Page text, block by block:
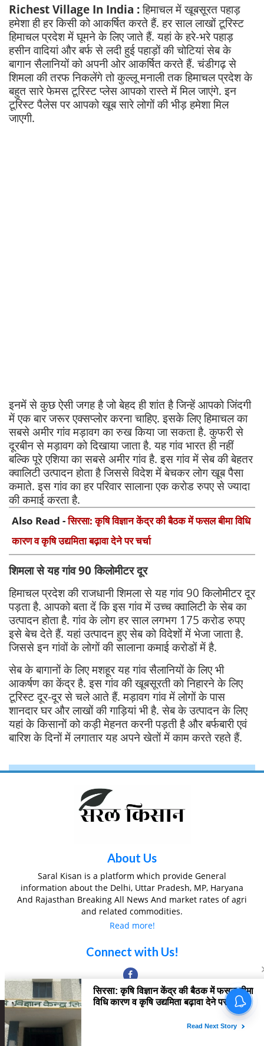
Richest Village In India :हिमाचल में खूबसूरत पहाड़
हमेशा ही हर किसी को आकर्षित करते हैं. हर साल लाखों टूरिस्ट
हिमाचल प्रदेश में घूमने के लिए जाते हैं. यहां के हरे-भरे पहाड़
हसीन वादियां और बर्फ से लदी हुई पहाड़ों की चोटियां सेब के
बागान सैलानियों को अपनी ओर आकर्षित करते हैं. चंडीगढ़ से
शिमला की तरफ निकलेंगे तो कुल्लू मनाली तक हिमाचल प्रदेश के
बहुत सारे फेमस टूरिस्ट प्लेस आपको रास्ते में मिल जाएंगे. इन
टूरिस्ट पैलेस पर आपको खूब सारे लोगों की भीड़ हमेशा मिल
जाएगी.
इनमें से कुछ ऐसी जगह है जो बेहद ही शांत है जिन्हें आपको जिंदगी
में एक बार जरूर एक्सप्लोर करना चाहिए. इसके लिए हिमाचल का
सबसे अमीर गांव मड़ावग का रुख किया जा सकता है. कुफरी से
दूरबीन से मड़ावग को दिखाया जाता है. यह गांव भारत ही नहीं
बल्कि पूरे एशिया का सबसे अमीर गांव है. इस गांव में सेब की बेहतर
क्वालिटी उत्पादन होता है जिससे विदेश में बेचकर लोग खूब पैसा
कमाते. इस गांव का हर परिवार सालाना एक करोड रुपए से ज्यादा
की कमाई करता है.
Also Read -सिरसा: कृषि विज्ञान केंद्र की बैठक में फसल बीमा विधि
कारण व कृषि उद्यमिता बढ़ावा देने पर चर्चा
शिमला से यह गांव 90 किलोमीटर दूर
हिमाचल प्रदेश की राजधानी शिमला से यह गांव 90 किलोमीटर दूर
पड़ता है. आपको बता दें कि इस गांव में उच्च क्वालिटी के सेब का
उत्पादन होता है. गांव के लोग हर साल लगभग 175 करोड रुपए
इसे बेच देते हैं. यहां उत्पादन हुए सेब को विदेशों में भेजा जाता है.
जिससे इन गांवों के लोगों की सालाना कमाई करोडों में है.
सेब के बागानों के लिए मशहूर यह गांव सैलानियों के लिए भी
आकर्षण का केंद्र है. इस गांव की खूबसूरती को निहारने के लिए
टूरिस्ट दूर-दूर से चले आते हैं. मड़ावग गांव में लोगों के पास
शानदार घर और लाखों की गाड़ियां भी है. सेब के उत्पादन के लिए
यहां के किसानों को कड़ी मेहनत करनी पड़ती है और बर्फबारी एवं
बारिश के दिनों में लगातार यह अपने खेतों में काम करते रहते हैं.
About Us
Saral Kisan is a platform which provide General
information about the Delhi, Uttar Pradesh, MP, Haryana
And Rajasthan Breaking All News And market rates of agri
and related commodities.
Read more!
Connect with Us!
Home About Us Editorial Team Disclaimer